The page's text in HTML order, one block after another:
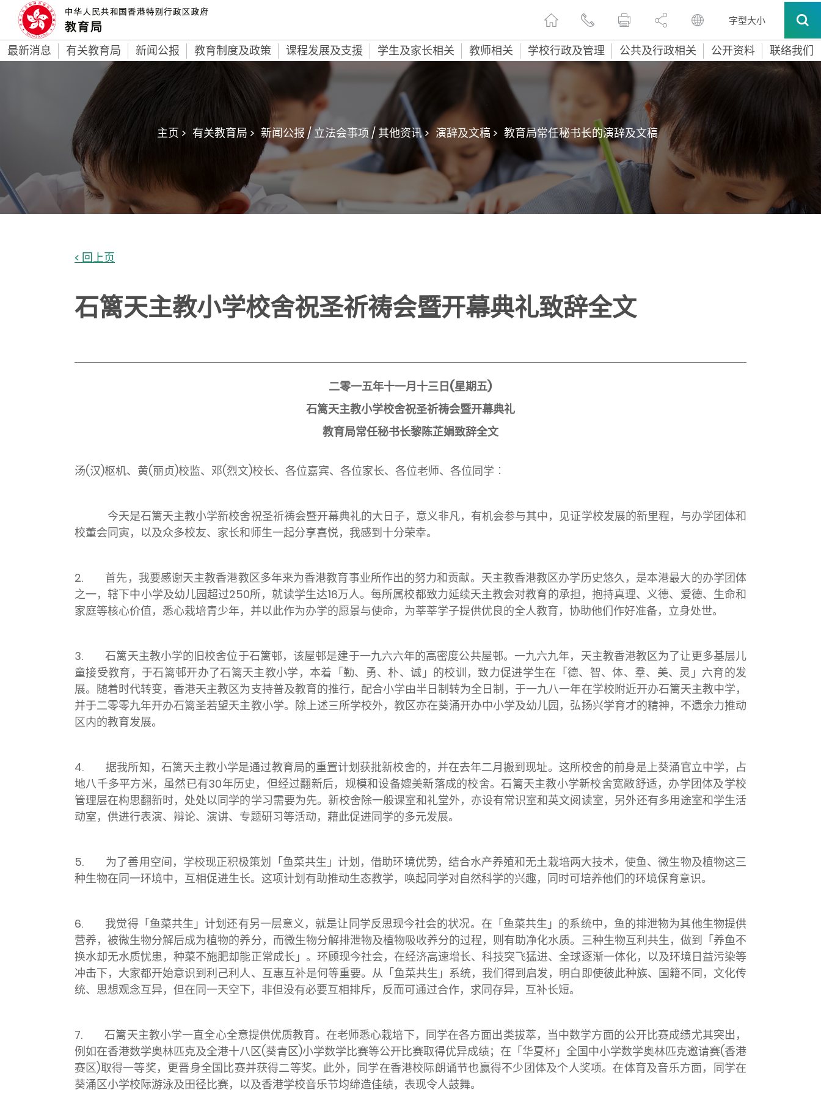
字型大小
最新消息 有关教育局 新闻公报 教育制度及政策 课程发展及支援 学生及家长相关 教师相关 学校行政及管理 公共及行政相关 公开资料 联络我们
主页 > 有关教育局 > 新闻公报 / 立法会事项 / 其他资讯 > 演辞及文稿 > 教育局常任秘书长的演辞及文稿
< 回上页
石篱天主教小学校舍祝圣祈祷会暨开幕典礼致辞全文
二零一五年十一月十三日(星期五)
石篱天主教小学校舍祝圣祈祷会暨开幕典礼
教育局常任秘书长黎陈芷娟致辞全文
汤(汉)枢机、黄(丽贞)校监、邓(烈文)校长、各位嘉宾、各位家长、各位老师、各位同学︰
今天是石篱天主教小学新校舍祝圣祈祷会暨开幕典礼的大日子，意义非凡，有机会参与其中，见证学校发展的新里程，与办学团体和
校董会同寅，以及众多校友、家长和师生一起分享喜悦，我感到十分荣幸。
2. 首先，我要感谢天主教香港教区多年来为香港教育事业所作出的努力和贡献。天主教香港教区办学历史悠久，是本港最大的办学团体
之一，辖下中小学及幼儿园超过250所，就读学生达16万人。每所属校都致力延续天主教会对教育的承担，抱持真理、义德、爱德、生命和
家庭等核心价值，悉心栽培青少年，并以此作为办学的愿景与使命，为莘莘学子提供优良的全人教育，协助他们作好准备，立身处世。
3. 石篱天主教小学的旧校舍位于石篱邨，该屋邨是建于一九六六年的高密度公共屋邨。一九六九年，天主教香港教区为了让更多基层儿
童接受教育，于石篱邨开办了石篱天主教小学，本着「勤、勇、朴、诚」的校训，致力促进学生在「德、智、体、羣、美、灵」六育的发
展。随着时代转变，香港天主教区为支持普及教育的推行，配合小学由半日制转为全日制，于一九八一年在学校附近开办石篱天主教中学，
并于二零零九年开办石篱圣若望天主教小学。除上述三所学校外，教区亦在葵涌开办中小学及幼儿园，弘扬兴学育才的精神，不遗余力推动
区内的教育发展。
4. 据我所知，石篱天主教小学是通过教育局的重置计划获批新校舍的，并在去年二月搬到现址。这所校舍的前身是上葵涌官立中学，占
地八千多平方米，虽然已有30年历史，但经过翻新后，规模和设备媲美新落成的校舍。石篱天主教小学新校舍宽敞舒适，办学团体及学校
管理层在构思翻新时，处处以同学的学习需要为先。新校舍除一般课室和礼堂外，亦设有常识室和英文阅读室，另外还有多用途室和学生活
动室，供进行表演、辩论、演讲、专题研习等活动，藉此促进同学的多元发展。
5. 为了善用空间，学校现正积极策划「鱼菜共生」计划，借助环境优势，结合水产养殖和无土栽培两大技术，使鱼、微生物及植物这三
种生物在同一环境中，互相促进生长。这项计划有助推动生态教学，唤起同学对自然科学的兴趣，同时可培养他们的环境保育意识。
6. 我觉得「鱼菜共生」计划还有另一层意义，就是让同学反思现今社会的状况。在「鱼菜共生」的系统中，鱼的排泄物为其他生物提供
营养，被微生物分解后成为植物的养分，而微生物分解排泄物及植物吸收养分的过程，则有助净化水质。三种生物互利共生，做到「养鱼不
换水却无水质忧患，种菜不施肥却能正常成长」。环顾现今社会，在经济高速增长、科技突飞猛进、全球逐渐一体化，以及环境日益污染等
冲击下，大家都开始意识到利己利人、互惠互补是何等重要。从「鱼菜共生」系统，我们得到启发，明白即使彼此种族、国籍不同，文化传
统、思想观念互异，但在同一天空下，非但没有必要互相排斥，反而可通过合作，求同存异，互补长短。
7. 石篱天主教小学一直全心全意提供优质教育。在老师悉心栽培下，同学在各方面出类拔萃，当中数学方面的公开比赛成绩尤其突出，
例如在香港数学奥林匹克及全港十八区(葵青区)小学数学比赛等公开比赛取得优异成绩；在「华夏杯」全国中小学数学奥林匹克邀请赛(香港
赛区)取得一等奖，更晋身全国比赛并获得二等奖。此外，同学在香港校际朗诵节也赢得不少团体及个人奖项。在体育及音乐方面，同学在
葵涌区小学校际游泳及田径比赛，以及香港学校音乐节均缔造佳绩，表现令人鼓舞。